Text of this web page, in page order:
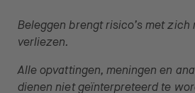
Beleggen brengt risico’s met zich
verliezen.
Alle opvattingen, meningen en
dienen niet geïnterpreteerd te